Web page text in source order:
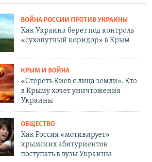
ВОЙНА РОССИИ ПРОТИВ УКРАИНЫ
Как Украина берет под контроль
«сухопутный коридор» в Крым
КРЫМ И ВОЙНА
«Стереть Киев с лица земли». Кто
в Крыму хочет уничтожения
Украины
ОБЩЕСТВО
Как Россия «мотивирует»
крымских абитуриентов
поступать в вузы Украины